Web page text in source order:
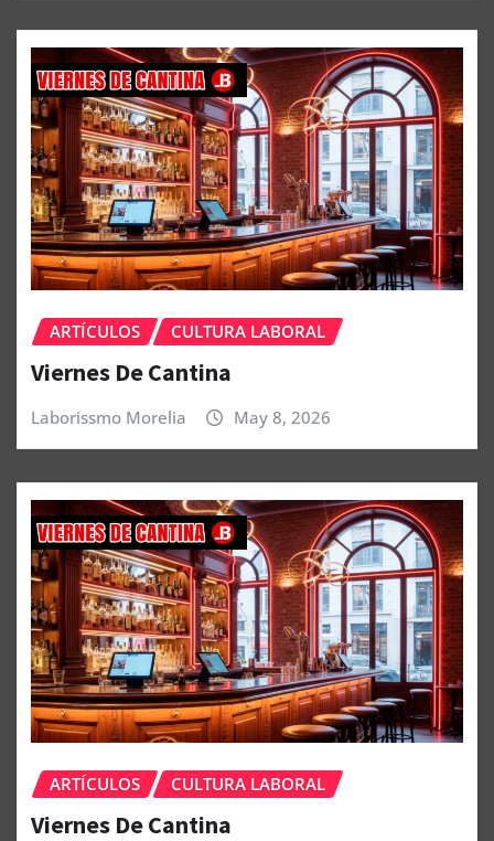
ARTÍCULOS CULTURA LABORAL
Viernes De Cantina
Laborissmo Morelia May 8, 2026
ARTÍCULOS CULTURA LABORAL
Viernes De Cantina